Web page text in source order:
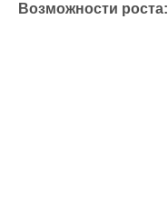
Возможности роста: